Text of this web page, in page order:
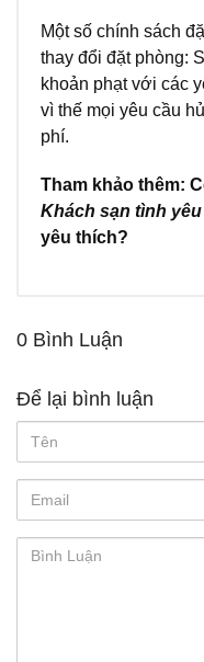
Một số chính sách
thay đổi đặt phòng:
khoản phạt với các
vì thế mọi yêu cầu
phí.
Tham khảo thêm:
Khách sạn tình yêu
yêu thích?
0 Bình Luận
Để lại bình luận